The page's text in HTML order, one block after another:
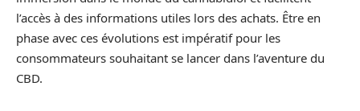
l’accès à des informations utiles lors des achats. Être en
phase avec ces évolutions est impératif pour les
consommateurs souhaitant se lancer dans l’aventure du
CBD.